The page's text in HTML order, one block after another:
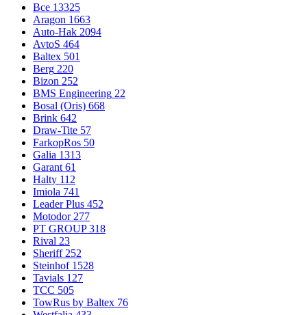
Все 13325
Aragon 1663
Auto-Hak 2094
AvtoS 464
Baltex 501
Berg 220
Bizon 252
BMS Engineering 22
Bosal (Oris) 668
Brink 642
Draw-Tite 57
FarkopRos 50
Galia 1313
Garant 61
Halty 112
Imiola 741
Leader Plus 452
Motodor 277
PT GROUP 318
Rival 23
Sheriff 252
Steinhof 1528
Tavials 127
TCC 505
TowRus by Baltex 76